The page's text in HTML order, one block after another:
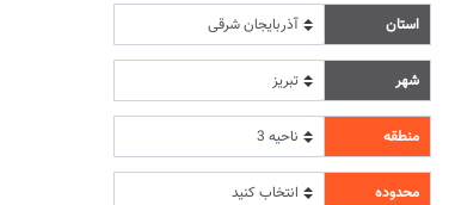
استان
شهر
منطقه
محدوده